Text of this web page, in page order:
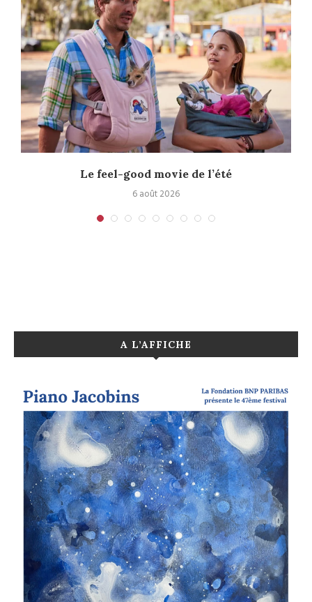
Le feel-good movie de l’été
6 août 2026
A L’AFFICHE